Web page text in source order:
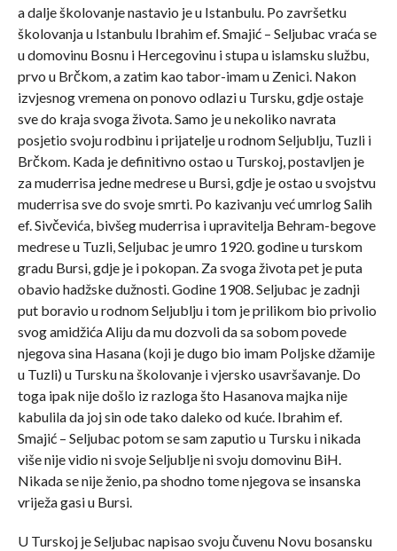
a dalje školovanje nastavio je u Istanbulu. Po završetku
školovanja u Istanbulu Ibrahim ef. Smajić – Seljubac vraća se
u domovinu Bosnu i Hercegovinu i stupa u islamsku službu,
prvo u Brčkom, a zatim kao tabor-imam u Zenici. Nakon
izvjesnog vremena on ponovo odlazi u Tursku, gdje ostaje
sve do kraja svoga života. Samo je u nekoliko navrata
posjetio svoju rodbinu i prijatelje u rodnom Seljublju, Tuzli i
Brčkom. Kada je definitivno ostao u Turskoj, postavljen je
za muderrisa jedne medrese u Bursi, gdje je ostao u svojstvu
muderrisa sve do svoje smrti. Po kazivanju već umrlog Salih
ef. Sivčevića, bivšeg muderrisa i upravitelja Behram-begove
medrese u Tuzli, Seljubac je umro 1920. godine u turskom
gradu Bursi, gdje je i pokopan. Za svoga života pet je puta
obavio hadžske dužnosti. Godine 1908. Seljubac je zadnji
put boravio u rodnom Seljublju i tom je prilikom bio privolio
svog amidžića Aliju da mu dozvoli da sa sobom povede
njegova sina Hasana (koji je dugo bio imam Poljske džamije
u Tuzli) u Tursku na školovanje i vjersko usavršavanje. Do
toga ipak nije došlo iz razloga što Hasanova majka nije
kabulila da joj sin ode tako daleko od kuće. Ibrahim ef.
Smajić – Seljubac potom se sam zaputio u Tursku i nikada
više nije vidio ni svoje Seljublje ni svoju domovinu BiH.
Nikada se nije ženio, pa shodno tome njegova se insanska
vriježa gasi u Bursi.
U Turskoj je Seljubac napisao svoju čuvenu Novu bosansku